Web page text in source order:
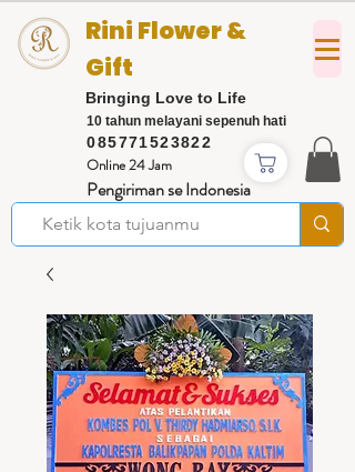
085771523822
Rini Flower &
Gift
Bringing Love to Life
Online 24 Jam
Pengiriman se Indonesia
10 tahun melayani sepenuh hati